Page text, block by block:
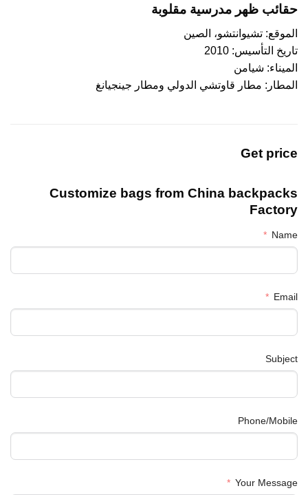
حقائب ظهر مدرسية مقلوبة
الموقع: تشيوانتشو، الصين
تاريخ التأسيس: 2010
الميناء: شيامن
المطار: مطار قاوتشي الدولي ومطار جينجيانغ
Get price
Customize bags from China backpacks
Factory
Name
Email
Subject
Phone/Mobile
Your Message